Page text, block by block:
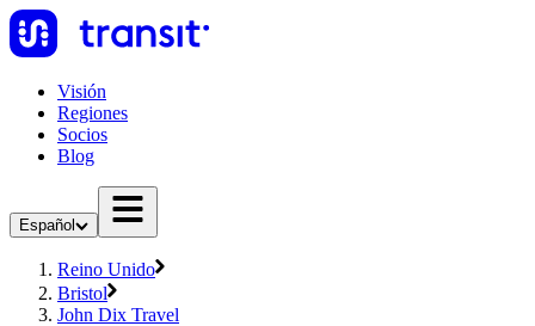
Visión
Regiones
Socios
Blog
Español
Reino Unido
Bristol
John Dix Travel